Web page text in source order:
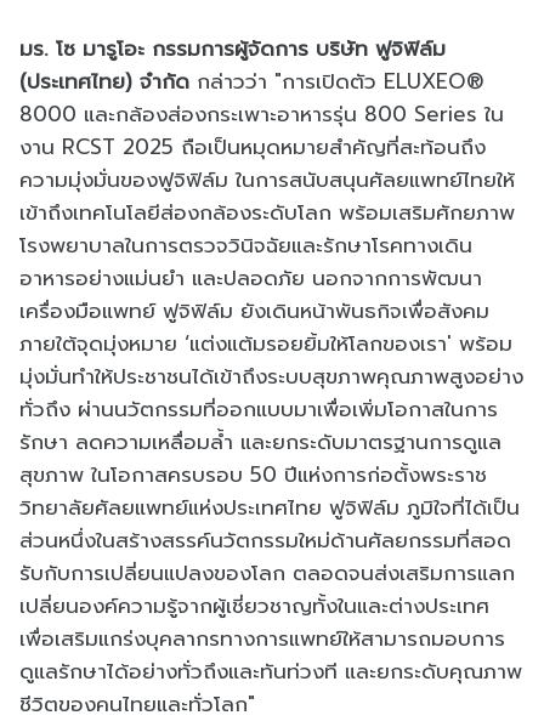
มร. โซ มารูโอะ กรรมการผู้จัดการ บริษัท ฟูจิฟิล์ม
(ประเทศไทย) จำกัด กล่าวว่า "การเปิดตัว ELUXEO®
8000 และกล้องส่องกระเพาะอาหารรุ่น 800 Series ใน
งาน RCST 2025 ถือเป็นหมุดหมายสำคัญที่สะท้อนถึง
ความมุ่งมั่นของฟูจิฟิล์ม ในการสนับสนุนศัลยแพทย์ไทยให้
เข้าถึงเทคโนโลยีส่องกล้องระดับโลก พร้อมเสริมศักยภาพ
โรงพยาบาลในการตรวจวินิจฉัยและรักษาโรคทางเดิน
อาหารอย่างแม่นยำ และปลอดภัย นอกจากการพัฒนา
เครื่องมือแพทย์ ฟูจิฟิล์ม ยังเดินหน้าพันธกิจเพื่อสังคม
ภายใต้จุดมุ่งหมาย ‘แต่งแต้มรอยยิ้มให้โลกของเรา' พร้อม
มุ่งมั่นทำให้ประชาชนได้เข้าถึงระบบสุขภาพคุณภาพสูงอย่าง
ทั่วถึง ผ่านนวัตกรรมที่ออกแบบมาเพื่อเพิ่มโอกาสในการ
รักษา ลดความเหลื่อมล้ำ และยกระดับมาตรฐานการดูแล
สุขภาพ ในโอกาสครบรอบ 50 ปีแห่งการก่อตั้งพระราช
วิทยาลัยศัลยแพทย์แห่งประเทศไทย ฟูจิฟิล์ม ภูมิใจที่ได้เป็น
ส่วนหนึ่งในสร้างสรรค์นวัตกรรมใหม่ด้านศัลยกรรมที่สอด
รับกับการเปลี่ยนแปลงของโลก ตลอดจนส่งเสริมการแลก
เปลี่ยนองค์ความรู้จากผู้เชี่ยวชาญทั้งในและต่างประเทศ
เพื่อเสริมแกร่งบุคลากรทางการแพทย์ให้สามารถมอบการ
ดูแลรักษาได้อย่างทั่วถึงและทันท่วงที และยกระดับคุณภาพ
ชีวิตของคนไทยและทั่วโลก"